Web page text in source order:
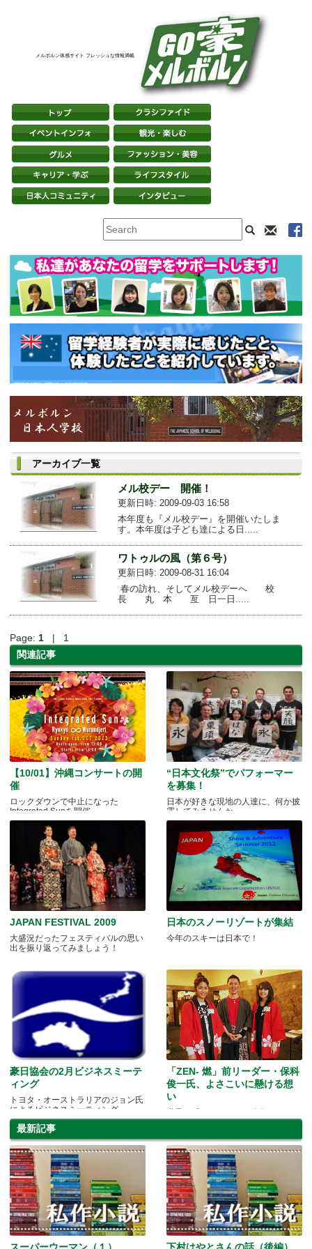
メルボルン体感サイト フレッシュな情報満載
アーカイブ一覧
メル校デー 開催！
更新日時: 2009-09-03 16:58
本年度も『メル校デー』を開催いたしま
す。本年度は子ども達による日.....
ワトゥルの風（第６号）
更新日時: 2009-08-31 16:04
春の訪れ、そしてメル校デーへ 校
長 丸 本 亙 日一日.....
Page: 1 | 1
関連記事
【10/01】沖縄コンサートの開
催
ロックダウンで中止になった
Integrated Sunを開催
“日本文化祭”でパフォーマー
を募集！
日本が好きな現地の人達に、何か披
露してみませんか。
JAPAN FESTIVAL 2009
大盛況だったフェスティバルの思い
出を振り返ってみましょう！
日本のスノーリゾートが集結
今年のスキーは日本で！
豪日協会の2月ビジネスミーテ
ィング
トヨタ・オーストラリアのジョン氏
によるビジネスミーティング
「ZEN- 燃」前リーダー・保科
俊一氏、よさこいに懸ける想
い
世界へ「よさこい」を発信していき
たい。
最新記事
スーパーウーマン（１） 下村はやとさんの話（後編）